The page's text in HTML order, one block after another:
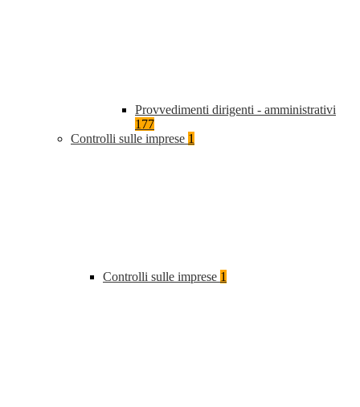
Provvedimenti dirigenti - amministrativi
177
Controlli sulle imprese 1
Controlli sulle imprese 1